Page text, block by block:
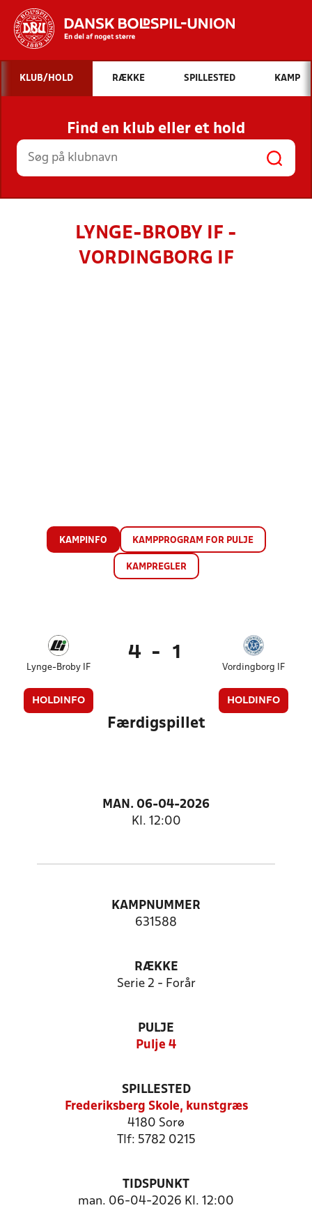
Hvad vil du søge efter?
INDHOLD OG NYHEDER
STILLINGER, RESULTATER, KLUBBER OG
HOLD
KLUB/HOLD RÆKKE SPILLESTED KAMP
Find en klub eller et hold
LYNGE-BROBY IF -
VORDINGBORG IF
KAMPINFO KAMPPROGRAM FOR PULJE
KAMPREGLER
Lynge-Broby IF
HOLDINFO
4 - 1
Vordingborg IF
HOLDINFO
Færdigspillet
MAN. 06-04-2026
Kl. 12:00
KAMPNUMMER
631588
RÆKKE
Serie 2 - Forår
PULJE
Pulje 4
SPILLESTED
Frederiksberg Skole, kunstgræs
4180 Sorø
Tlf: 5782 0215
TIDSPUNKT
man. 06-04-2026 Kl. 12:00